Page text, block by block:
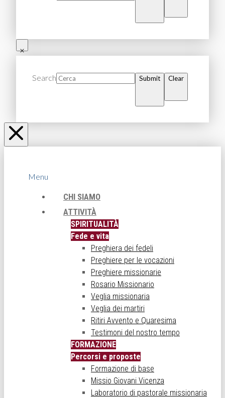
Search Submit Clear
Menu
CHI SIAMO
ATTIVITÀ
SPIRITUALITÀ
Fede e vita
Preghiera dei fedeli
Preghiere per le vocazioni
Preghiere missionarie
Rosario Missionario
Veglia missionaria
Veglia dei martiri
Ritiri Avvento e Quaresima
Testimoni del nostro tempo
FORMAZIONE
Percorsi e proposte
Formazione di base
Missio Giovani Vicenza
Laboratorio di pastorale missionaria